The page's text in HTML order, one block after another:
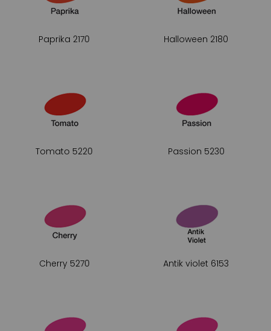
Paprika 2170 Halloween 2180
Tomato 5220 Passion 5230
Cherry 5270 Antik violet 6153